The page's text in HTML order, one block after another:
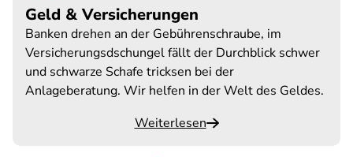
Geld & Versicherungen
Banken drehen an der Gebührenschraube, im
Versicherungsdschungel fällt der Durchblick schwer
und schwarze Schafe tricksen bei der
Anlageberatung. Wir helfen in der Welt des Geldes.
Weiterlesen